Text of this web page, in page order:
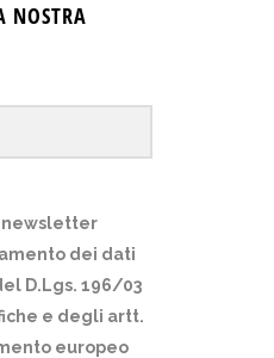
NOSTRA
newsletter
dei dati
D.Lgs. 196/03
e degli artt.
europeo